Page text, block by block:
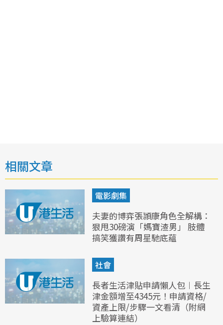
相關文章
電影劇集
夫妻的博弈張頴康角色全解構：
狠甩30磅演「媽寶渣男」 肢體
搞笑獲讚有周星馳底蘊
社會
長者生活津貼申請懶人包︱長生
津金額增至4345元！申請資格/
資產上限/步驟一文看清（附網
上驗算連結）